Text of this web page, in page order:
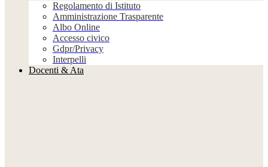
Regolamento di Istituto
Amministrazione Trasparente
Albo Online
Accesso civico
Gdpr/Privacy
Interpelli
Docenti & Ata